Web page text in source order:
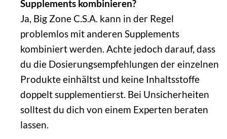
Supplements kombinieren?
Ja, Big Zone C.S.A. kann in der Regel
problemlos mit anderen Supplements
kombiniert werden. Achte jedoch darauf, dass
du die Dosierungsempfehlungen der einzelnen
Produkte einhältst und keine Inhaltsstoffe
doppelt supplementierst. Bei Unsicherheiten
solltest du dich von einem Experten beraten
lassen.